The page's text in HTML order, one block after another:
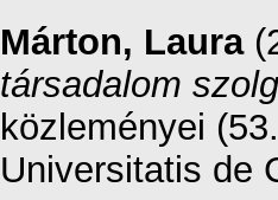
Márton, Laura
társadalom
közleményei
Universitatis de